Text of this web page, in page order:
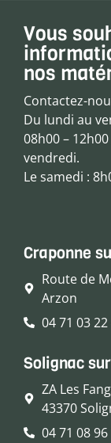
Vous
nos
Contactez-
Du lundi au
08h00 –
vendredi.
Le samedi :
Craponne
Route de
Arzon
04 71 03 22
Solignac
ZA Les
43370
04 71 08 96